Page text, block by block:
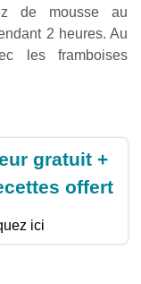
de mousse au
2 heures. Au
les framboises
gratuit +
offert
ici